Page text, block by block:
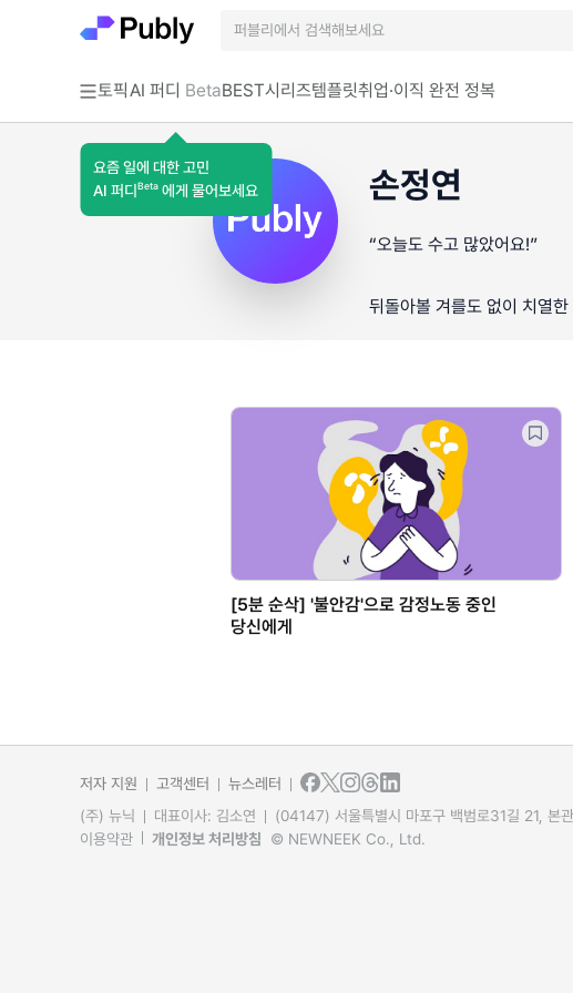
토픽AI 퍼디 Beta
요즘 일에 대한 고민
AI 퍼디 Beta 에게 물어보세요
BEST시리즈템플릿취업·이직 완전 정복
손정연
“오늘도 수고 많았어요!”
뒤돌아볼 겨를도 없이 치열
[5분 순삭] '불안감'으로 감정노동 중인
당신에게
저자 지원 고객센터
뉴스레터
(주) 뉴닉
대표이사: 김소연 (04147) 서울특별시 마포구 백범로31길 21, 본
이용약관
개인정보 처리방침 © NEWNEEK Co., Ltd.